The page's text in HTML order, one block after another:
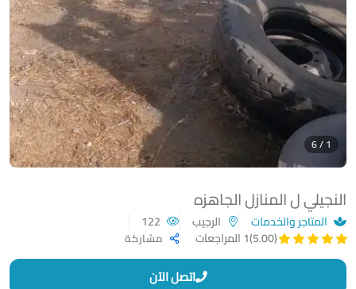
النجيلي ل المنازل الجاهزه
المتاجر والخدمات الرجيب
(5.00)
1 المراجعات مشاركة
1 / 6
اتصل الآن